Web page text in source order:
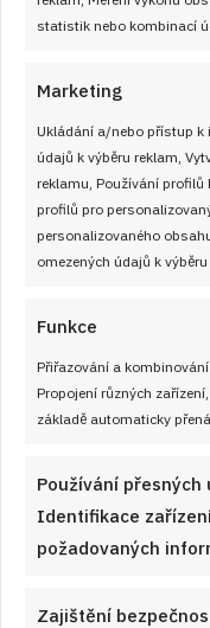
statistik nebo kombinací
Marketing
Ukládání a/nebo přístup k
údajů k výběru reklam,
reklamu, Používání profilů
profilů pro
personalizovaného
omezených údajů k výběru
Funkce
Přiřazování a
Propojení různých
základě automaticky
Používání přesných
Identifikace
požadovaných
Zajištění
26. 1. 2026
Starý chalupářský
bylinkového